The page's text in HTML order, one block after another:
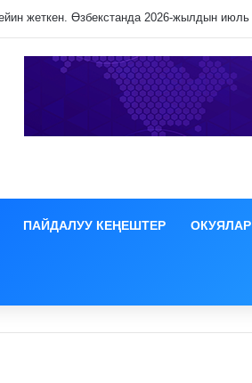
ПАЙДАЛУУ КЕҢЕШТЕР ОКУЯЛАР